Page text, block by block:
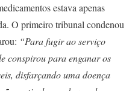
estava apenas
O primeiro tribunal condenou
“Para fugir ao serviço
conspirou para enganar os
disfarçando uma doença